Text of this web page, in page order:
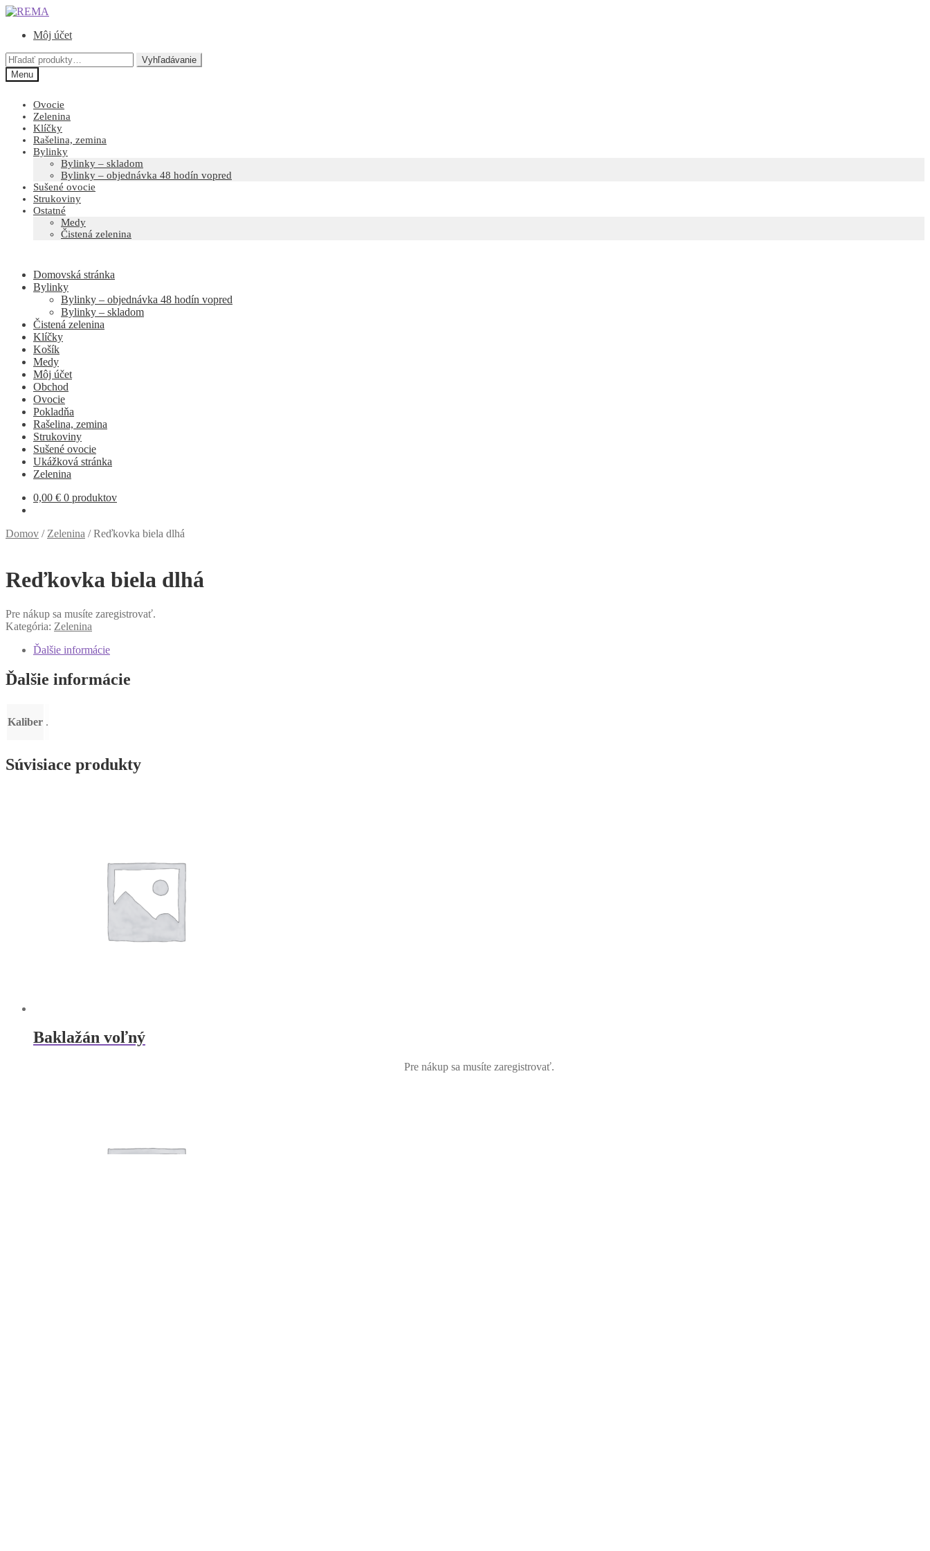
Preskočiť
navigáciu
Preskočiť
obsah
Môj účet
Hľadať:
Vyhľadávanie
Menu
Ovocie
Zelenina
Klíčky
Rašelina, zemina
Bylinky
Bylinky – skladom
Bylinky – objednávka 48 hodín vopred
Sušené ovocie
Strukoviny
Ostatné
Medy
Čistená zelenina
Domovská stránka
Bylinky
Bylinky – objednávka 48 hodín vopred
Bylinky – skladom
Čistená zelenina
Klíčky
Košík
Medy
Môj účet
Obchod
Ovocie
Pokladňa
Rašelina, zemina
Strukoviny
Sušené ovocie
Ukážková stránka
Zelenina
0,00 € 0 produktov
Domov / Zelenina /Reďkovka biela dlhá
Reďkovka biela dlhá
Pre nákup sa musíte zaregistrovať.
Kategória: Zelenina
Ďalšie informácie
Ďalšie informácie
Kaliber .
Súvisiace produkty
Baklažán voľný
Pre nákup sa musíte zaregistrovať.